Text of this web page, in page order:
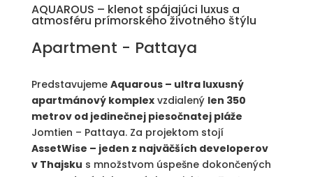
AQUAROUS – klenot spájajúci luxus a
atmosféru prímorského životného štýlu
Apartment - Pattaya
Predstavujeme Aquarous – ultra luxusný
apartmánový komplexvzdialený len 350
metrov od jedinečnej piesočnatej pláže
Jomtien – Pattaya. Za projektom stojí
AssetWise – jeden z najväčších developerov
v Thajsku s množstvom úspešne dokončených